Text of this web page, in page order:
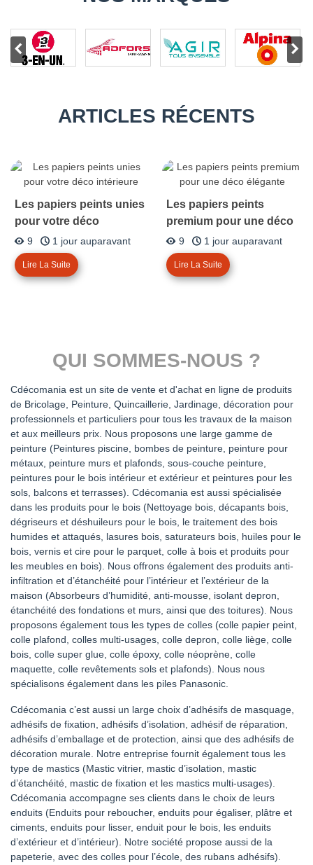
ARTICLES RÉCENTS
Les papiers peints unies
pour votre déco
intérieure
9 1 jour auparavant
Lire La Suite
Les papiers peints
premium pour une déco
élégante
9 1 jour auparavant
Lire La Suite
QUI SOMMES-NOUS ?
Cdécomania est un site de vente et d'achat en ligne de produits
de Bricolage, Peinture, Quincaillerie, Jardinage, décoration pour
professionnels et particuliers pour tous les travaux de la maison
et aux meilleurs prix. Nous proposons une large gamme de
peinture (Peintures piscine, bombes de peinture, peinture pour
métaux, peinture murs et plafonds, sous-couche peinture,
peintures pour le bois intérieur et extérieur et peintures pour les
sols, balcons et terrasses). Cdécomania est aussi spécialisée
dans les produits pour le bois (Nettoyage bois, décapants bois,
dégriseurs et déshuileurs pour le bois, le traitement des bois
humides et attaqués, lasures bois, saturateurs bois, huiles pour le
bois, vernis et cire pour le parquet, colle à bois et produits pour
les meubles en bois). Nous offrons également des produits anti-
infiltration et d’étanchéité pour l’intérieur et l’extérieur de la
maison (Absorbeurs d’humidité, anti-mousse, isolant depron,
étanchéité des fondations et murs, ainsi que des toitures). Nous
proposons également tous les types de colles (colle papier peint,
colle plafond, colles multi-usages, colle depron, colle liège, colle
bois, colle super glue, colle époxy, colle néoprène, colle
maquette, colle revêtements sols et plafonds). Nous nous
spécialisons également dans les piles Panasonic.
Cdécomania c’est aussi un large choix d’adhésifs de masquage,
adhésifs de fixation, adhésifs d’isolation, adhésif de réparation,
adhésifs d’emballage et de protection, ainsi que des adhésifs de
décoration murale. Notre entreprise fournit également tous les
type de mastics (Mastic vitrier, mastic d’isolation, mastic
d’étanchéité, mastic de fixation et les mastics multi-usages).
Cdécomania accompagne ses clients dans le choix de leurs
enduits (Enduits pour reboucher, enduits pour égaliser, plâtre et
ciments, enduits pour lisser, enduit pour le bois, les enduits
d’extérieur et d’intérieur). Notre société propose aussi de la
papeterie, avec des colles pour l’école, des rubans adhésifs).